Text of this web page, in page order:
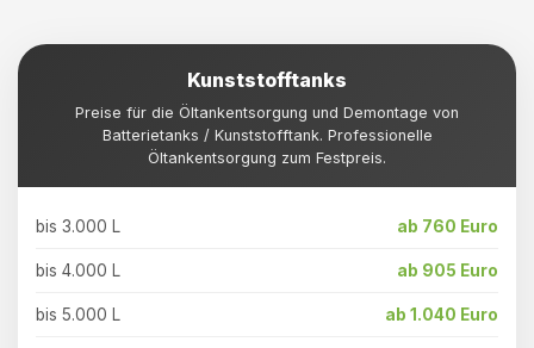
Kunststofftanks
Preise für die Öltankentsorgung und Demontage von
Batterietanks / Kunststofftank. Professionelle
Öltankentsorgung zum Festpreis.
bis 3.000 L ab 760 Euro
bis 4.000 L ab 905 Euro
bis 5.000 L ab 1.040 Euro